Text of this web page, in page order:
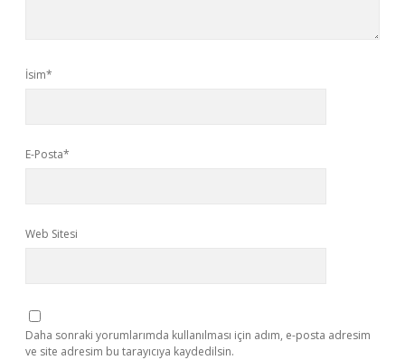
İsim*
E-Posta*
Web Sitesi
Daha sonraki yorumlarımda kullanılması için adım, e-posta adresim
ve site adresim bu tarayıcıya kaydedilsin.